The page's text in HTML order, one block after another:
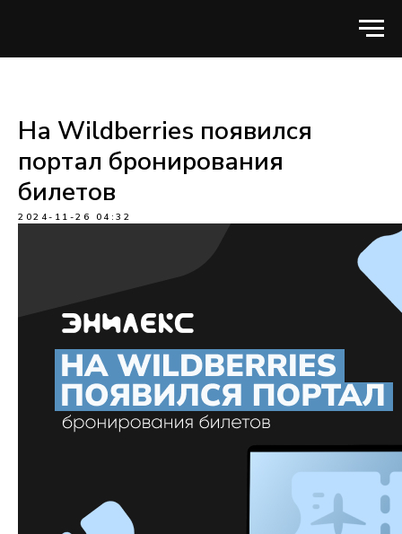
На Wildberries появился
портал бронирования
билетов
2024-11-26 04:32